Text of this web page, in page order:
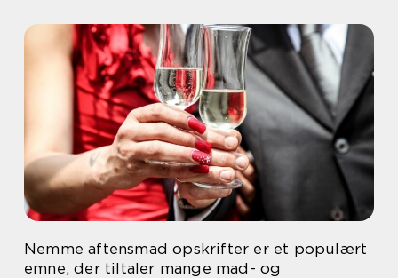
Nemme aftensmad opskrifter er et populært
emne, der tiltaler mange mad- og